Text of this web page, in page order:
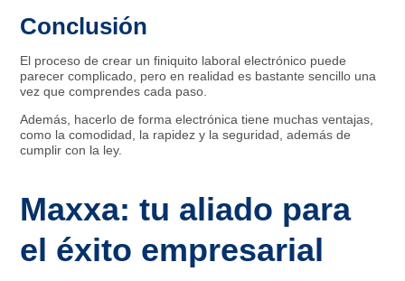
Conclusión
El proceso de crear un finiquito laboral electrónico puede
parecer complicado, pero en realidad es bastante sencillo una
vez que comprendes cada paso.
Además, hacerlo de forma electrónica tiene muchas ventajas,
como la comodidad, la rapidez y la seguridad, además de
cumplir con la ley.
Maxxa: tu aliado para
el éxito empresarial